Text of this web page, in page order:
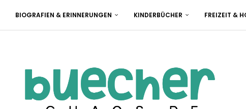
BIOGRAFIEN & ERINNERUNGEN KINDERBÜCHER FREIZEIT &